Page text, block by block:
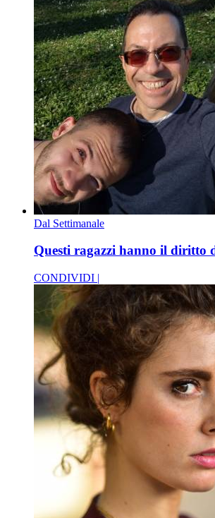
Dal Settimanale
Questi ragazzi hanno il diritto
CONDIVIDI |